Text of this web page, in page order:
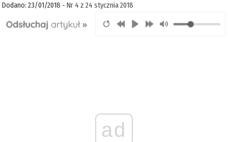
Dodano: 23/01/2018 -Nr 4 z 24 stycznia 2018
ad